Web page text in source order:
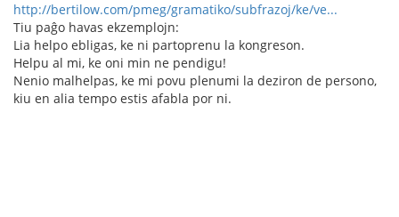
http://bertilow.com/pmeg/gramatiko/subfrazoj/ke/ve...
Tiu paĝo havas ekzemplojn:
Lia helpo ebligas, ke ni partoprenu la kongreson.
Helpu al mi, ke oni min ne pendigu!
Nenio malhelpas, ke mi povu plenumi la deziron de persono,
kiu en alia tempo estis afabla por ni.